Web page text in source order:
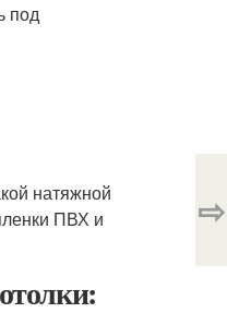
под
натяжной
ПВХ и
⇨